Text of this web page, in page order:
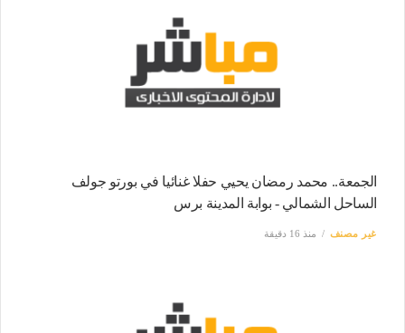
الجمعة.. محمد رمضان يحيي حفلا غنائيا في بورتو جولف
الساحل الشمالي - بوابة المدينة برس
غير مصنف منذ 16 دقيقة